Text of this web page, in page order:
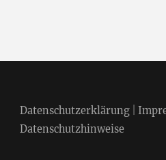
Datenschutzerklärung|
Datenschutzhinweise